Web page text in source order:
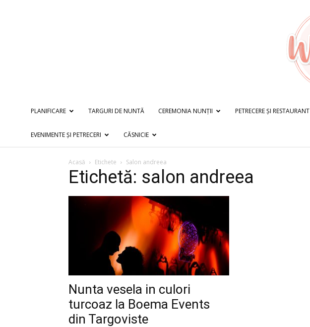
PLANIFICARE TARGURI DE NUNTĂ CEREMONIA NUNȚII PETRECERE ȘI RESTAURANT
EVENIMENTE ȘI PETRECERI CĂSNICIE
Acasă Etichete Salon andreea
Etichetă: salon andreea
Nunta vesela in culori
turcoaz la Boema Events
din Targoviste